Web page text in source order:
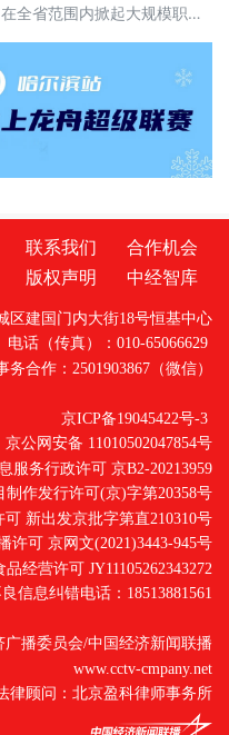
全省范围内掀起大规模职业
代农业技工，从武威的新能源
电商创业者，一场以技能提
矛盾的生动实践正在陇原大
设计：三年打造技能人才
联系我们
合作机会
版权声明 中经智库
区建国门内大街18号恒基中心
电话（传真）：010-65066629
务合作：2501903867（微信）
京ICP备19045422号-3
京公网安备 11010502047854号
服务行政许可 京B2-20213959
制作发行许可(京)字第20358号
可 新出发京批字第直210310号
许可 京网文(2021)3443-945号
品经营许可 JY11105262343272
信息纠错电话：18513881561
广播委员会/中国经济新闻联播
www.cctv-cmpany.net
律顾问：北京盈科律师事务所